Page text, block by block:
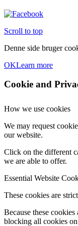
Scroll to top
Denne side bruger
OKLearn more
Cookie and
How we use cookies
We may request
our website.
Click on the different
we are able to offer.
Essential Website
These cookies are
Because these
blocking all cookies